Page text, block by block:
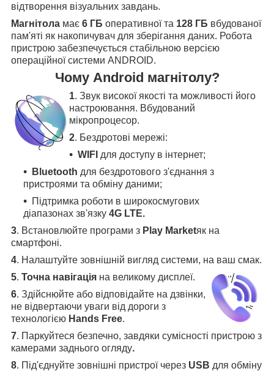
відтворення візуальних завдань.
Магнітола має 6 ГБ оперативної та 128 ГБ вбудованої
пам'яті як накопичувач для зберігання даних. Робота
пристрою забезпечується стабільною версією
операційної системи ANDROID.
Чому Android магнітолу?
1. Звук високої якості та можливості його
настроювання. Вбудований
мікропроцесор.
2. Бездротові мережі:
WIFI для доступу в інтернет;
Bluetooth для бездротового з'єднання з
пристроями та обміну даними;
Підтримка роботи в широкосмугових
діапазонах зв'язку 4G LTE.
3. Встановлюйте програми з Play Marketяк на
смартфоні.
4. Налаштуйте зовнішній вигляд системи, на ваш смак.
5. Точна навігація на великому дисплеї.
6. Здійснюйте або відповідайте на дзвінки,
не відвертаючи уваги від дороги з
технологією Hands Free.
7. Паркуйтеся безпечно, завдяки сумісності пристрою з
камерами заднього огляду.
8. Під'єднуйте зовнішні пристрої через USB для обміну